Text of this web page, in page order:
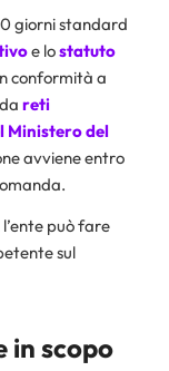
giorni standard
e lostatuto
conformità a
reti
Ministero del
avviene entro
può fare
sul
in scopo